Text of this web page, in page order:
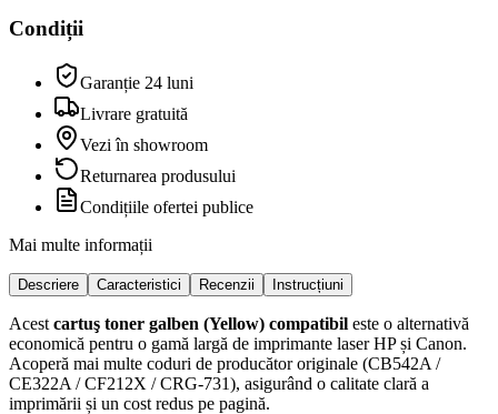
Condiții
Garanție 24 luni
Livrare gratuită
Vezi în showroom
Returnarea produsului
Condițiile ofertei publice
Mai multe informații
Descriere Caracteristici Recenzii Instrucțiuni
Acest cartuş toner galben (Yellow) compatibil este o alternativă
economică pentru o gamă largă de imprimante laser HP și Canon.
Acoperă mai multe coduri de producător originale (CB542A /
CE322A / CF212X / CRG-731), asigurând o calitate clară a
imprimării și un cost redus pe pagină.